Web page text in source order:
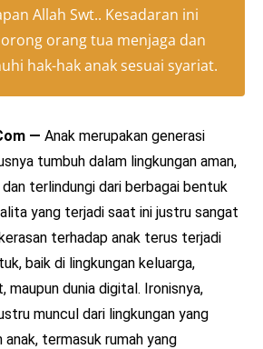
Allah Swt.. Kesadaran ini
orang tua menjaga dan
hak-hak anak sesuai syariat.
— Anak merupakan generasi
tumbuh dalam lingkungan aman,
terlindungi dari berbagai bentuk
yang terjadi saat ini justru sangat
terhadap anak terus terjadi
baik di lingkungan keluarga,
maupun dunia digital. Ironisnya,
muncul dari lingkungan yang
termasuk rumah yang